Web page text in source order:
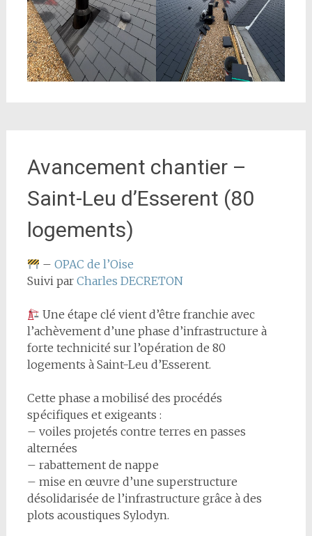
Avancement chantier –
Saint-Leu d’Esserent (80
logements)
–OPAC de l’Oise
Suivi par Charles DECRETON
Une étape clé vient d’être franchie avec
l’achèvement d’une phase d’infrastructure à
forte technicité sur l’opération de 80
logements à Saint-Leu d’Esserent.
Cette phase a mobilisé des procédés
spécifiques et exigeants :
– voiles projetés contre terres en passes
alternées
– rabattement de nappe
– mise en œuvre d’une superstructure
désolidarisée de l’infrastructure grâce à des
plots acoustiques Sylodyn.